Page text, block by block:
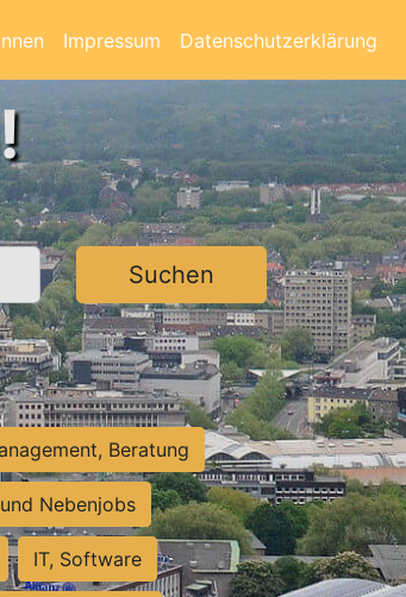
Impressum Datenschutzerklärung
Suchen
Beratung
Nebenjobs
IT, Software